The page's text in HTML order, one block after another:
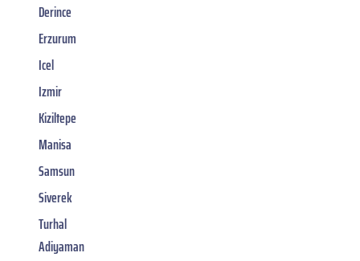
Derince
Erzurum
Icel
Izmir
Kiziltepe
Manisa
Samsun
Siverek
Turhal
Adiyaman